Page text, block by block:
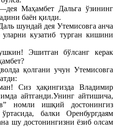
Маҳамбет Дальга ўзининг
баён қилди.
шундай дея Утемисовга анча
кузатиб турган кишини
Эшитган бўлсанг керак
қолгани учун Утемисовга
Сиз ҳақингизда Владимир
айтганди.Унинг айтишича,
номли ишқий достонингиз
балки Оренбургдаям
шу достонингизни ёзиб олсам